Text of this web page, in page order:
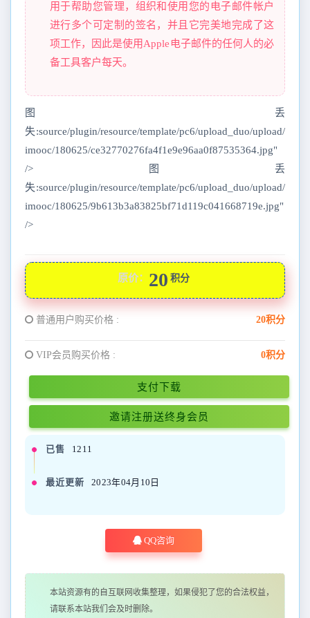
用于帮助您管理，组织和使用您的电子邮件帐户
进行多个可定制的签名，并且它完美地完成了这
项工作，因此是使用Apple电子邮件的任何人的必
备工具客户每天。
图丢
失:source/plugin/resource/template/pc6/upload_duo/upload/
imooc/180625/ce32770276fa4f1e9e96aa0f87535364.jpg"
/>图丢
失:source/plugin/resource/template/pc6/upload_duo/upload/
imooc/180625/9b613b3a83825bf71d119c041668719e.jpg"
/>
原价： 20 积分
普通用户购买价格 : 20积分
VIP会员购买价格 : 0积分
支付下载
邀请注册送终身会员
已售 1211
最近更新 2023年04月10日
QQ咨询
本站资源有的自互联网收集整理，如果侵犯了您的合法权益，
请联系本站我们会及时删除。